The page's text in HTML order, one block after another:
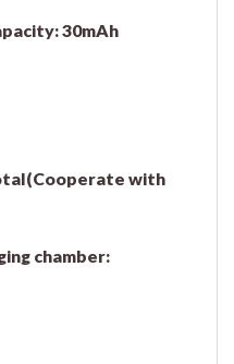
30mAh
with
chamber: